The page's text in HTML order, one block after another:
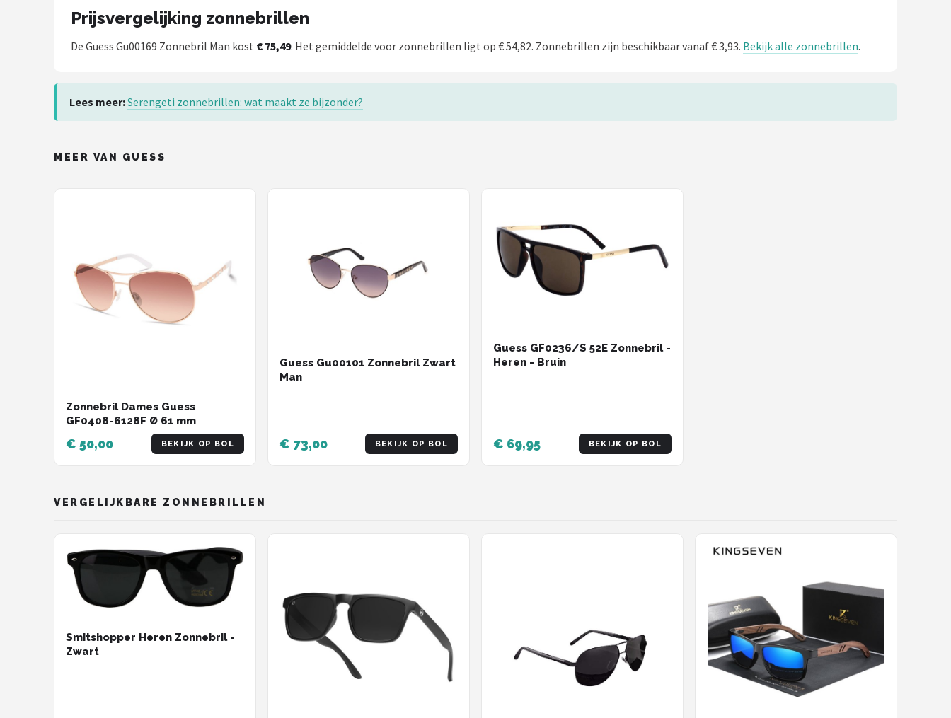
Fako Sunglasses®
Zonnebril Dames
Alle merken →
Prijsvergelijking zonnebrillen
De Guess Gu00169 Zonnebril Man kost € 75,49. Het gemiddelde voor zonnebrillen ligt op € 54,82. Zonnebrillen zijn beschikbaar vanaf € 3,93. Bekijk alle zonnebrillen.
Lees meer:Serengeti zonnebrillen: wat maakt ze bijzonder?
MEER VAN GUESS
Zonnebril Dames Guess
GF0408-6128F Ø 61 mm
€ 50,00 BEKIJK OP BOL
Guess Gu00101 Zonnebril Zwart
Man
€ 73,00 BEKIJK OP BOL
Guess GF0236/S 52E Zonnebril -
Heren - Bruin
€ 69,95 BEKIJK OP BOL
VERGELIJKBARE ZONNEBRILLEN
Smitshopper Heren Zonnebril -
Zwart